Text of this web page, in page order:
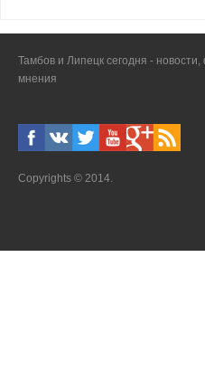
Тамбов и Липецк сегодня -
мнения
Copyrights © 2014.